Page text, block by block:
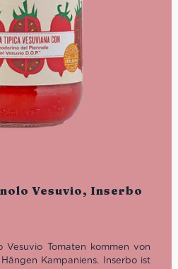
Vesuvio, Inserbo
Vesuvio Tomaten kommen von
Kampaniens. Inserbo ist